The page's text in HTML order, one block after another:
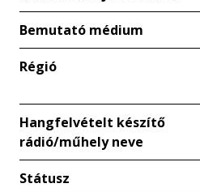
Bemutató médium
Régió
Hangfelvételt készítő
rádió/műhely neve
Státusz